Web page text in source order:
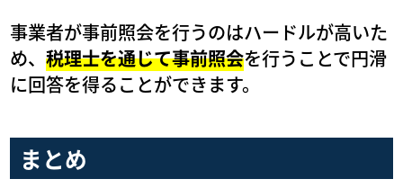
事業者が事前照会を行うのはハードルが高いた
め、税理士を通じて事前照会を行うことで円滑
に回答を得ることができます。
まとめ